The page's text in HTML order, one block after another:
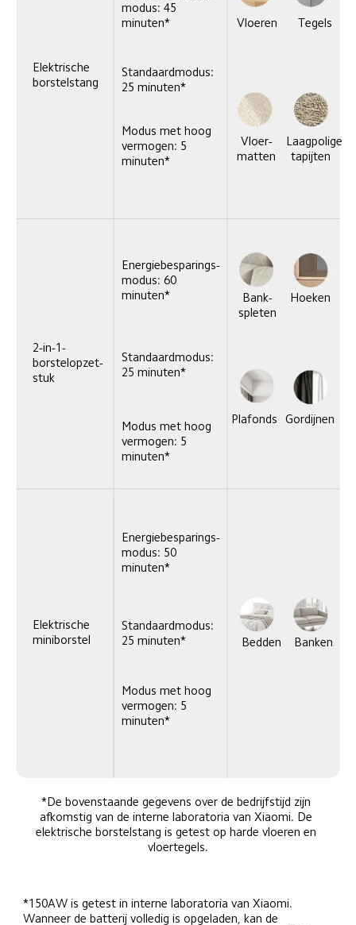
modus: 45
minuten*
Vloeren Tegels
Elektrische
borstelstang
Standaardmodus:
25 minuten*
Modus met hoog
vermogen: 5
minuten*
Vloer-
matten
Laagpolige
tapijten
Energiebesparings-
modus: 60
minuten*
Bank-
spleten
Hoeken
2-in-1-
borstelopzet-
stuk
Standaardmodus:
25 minuten*
Modus met hoog
vermogen: 5
minuten*
Plafonds Gordijnen
Energiebesparings-
modus: 50
minuten*
Elektrische
miniborstel
Standaardmodus:
25 minuten*
Bedden Banken
Modus met hoog
vermogen: 5
minuten*
*De bovenstaande gegevens over de bedrijfstijd zijn
afkomstig van de interne laboratoria van Xiaomi. De
elektrische borstelstang is getest op harde vloeren en
vloertegels.
*150AW is getest in interne laboratoria van Xiaomi.
Wanneer de batterij volledig is opgeladen, kan de